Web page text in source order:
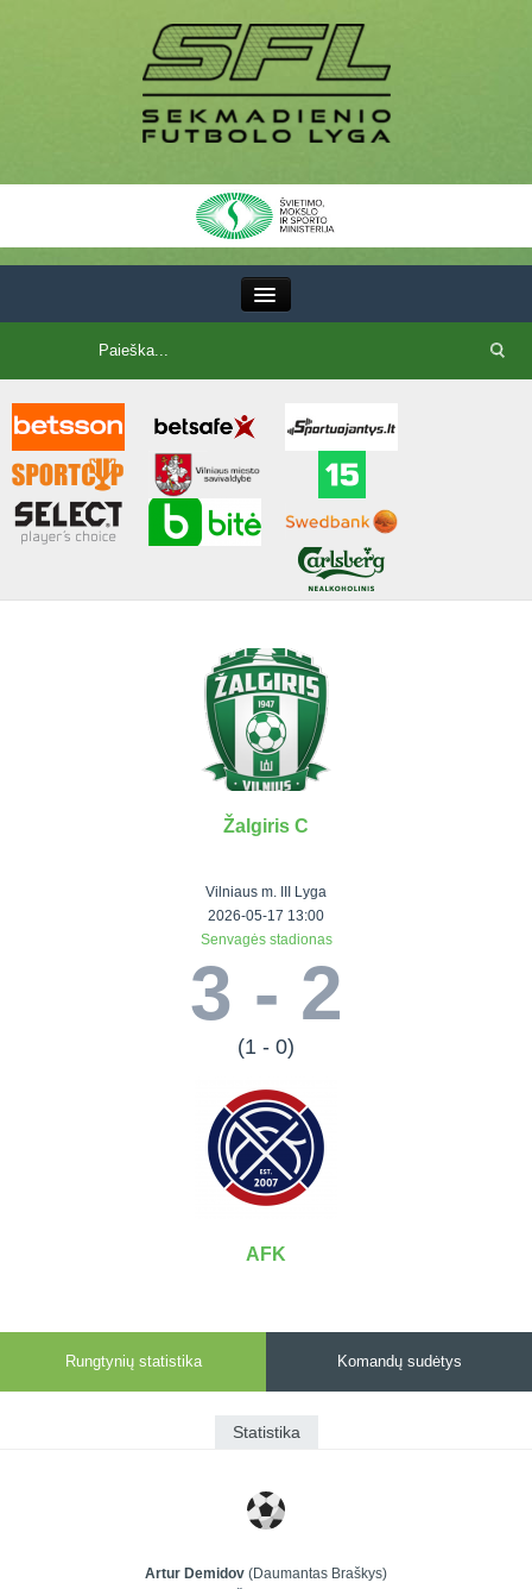
SFL taurė
7x7 CUP
Įmonių lyga
VRFS Futsal
Visi turnyrai
futbolas
Vaikų lyga
Moterų lyga
futbolas
Senjorai 35+
Senjorai 45+
Futsal 45+
Select II
Cup
Aukštaitijos
senjorų
čempionatas
Žalgiris C
Vilniaus m. III Lyga
2026-05-17 13:00
Senvagės stadionas
3 - 2
(1 - 0)
AFK
Rungtynių statistika Komandų sudėtys
Statistika
Artur Demidov (Daumantas Braškys)